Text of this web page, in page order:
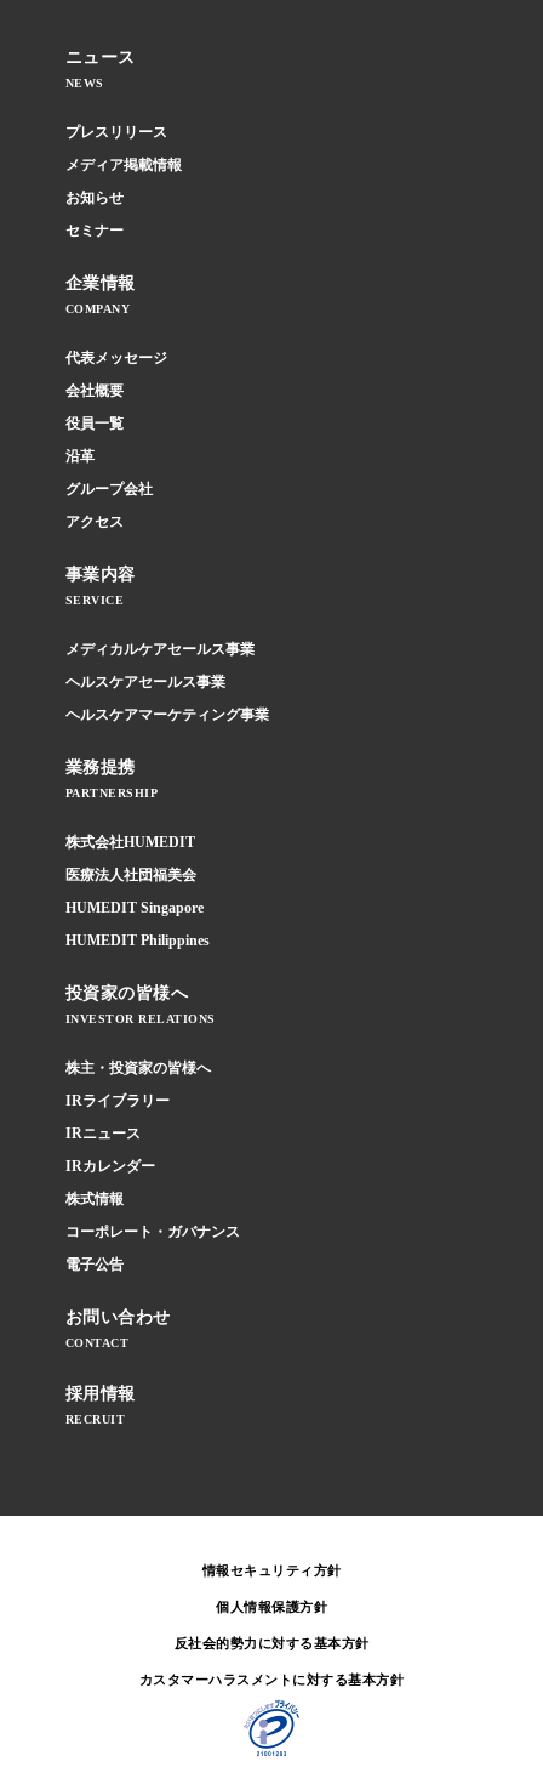
ニュース
NEWS
プレスリリース
メディア掲載情報
お知らせ
セミナー
企業情報
COMPANY
代表メッセージ
会社概要
役員一覧
沿革
グループ会社
アクセス
事業内容
SERVICE
メディカルケアセールス事業
ヘルスケアセールス事業
ヘルスケアマーケティング事業
業務提携
PARTNERSHIP
株式会社HUMEDIT
医療法人社団福美会
HUMEDIT Singapore
HUMEDIT Philippines
投資家の皆様へ
INVESTOR RELATIONS
株主・投資家の皆様へ
IRライブラリー
IRニュース
IRカレンダー
株式情報
コーポレート・ガバナンス
電子公告
お問い合わせ
CONTACT
採用情報
RECRUIT
情報セキュリティ方針
個人情報保護方針
反社会的勢力に対する基本方針
カスタマーハラスメントに対する基本方針